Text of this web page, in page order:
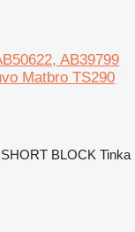
AB39799
Matbro TS290
BLOCK Tinka